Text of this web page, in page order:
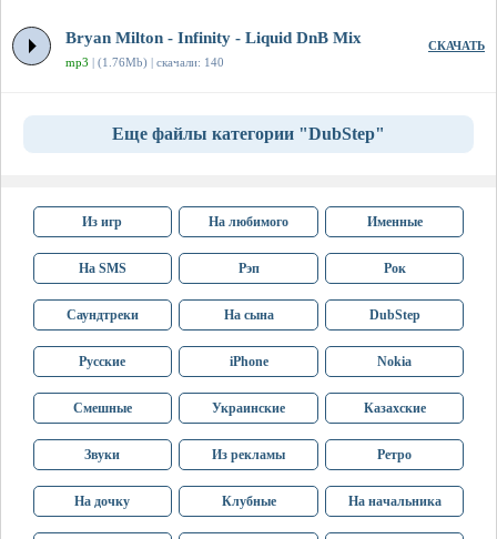
Bryan Milton - Infinity - Liquid DnB Mix
mp3 | (1.76Mb) | скачали: 140
СКАЧАТЬ
Еще файлы категории "DubStep"
Из игр На любимого Именные
На SMS Рэп Рок
Саундтреки На сына DubStep
Русские iPhone Nokia
Смешные Украинские Казахские
Звуки Из рекламы Ретро
На дочку Клубные На начальника